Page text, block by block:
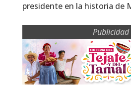
presidente en la historia de
Publicidad